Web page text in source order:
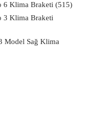
6 Klima Braketi (515)
3 Klima Braketi
Model Sağ Klima